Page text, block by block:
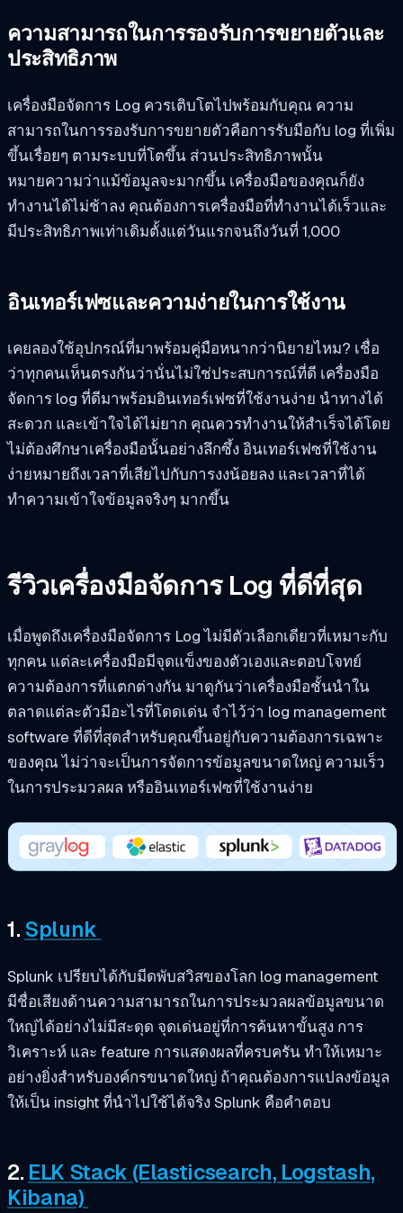
ความสามารถในการรองรับการขยายตัวและ
ประสิทธิภาพ
เครื่องมือจัดการ Log ควรเติบโตไปพร้อมกับคุณ ความ
สามารถในการรองรับการขยายตัวคือการรับมือกับ log ที่เพิ่ม
ขึ้นเรื่อยๆ ตามระบบที่โตขึ้น ส่วนประสิทธิภาพนั้น
หมายความว่าแม้ข้อมูลจะมากขึ้น เครื่องมือของคุณก็ยัง
ทำงานได้ไม่ช้าลง คุณต้องการเครื่องมือที่ทำงานได้เร็วและ
มีประสิทธิภาพเท่าเดิมตั้งแต่วันแรกจนถึงวันที่ 1,000
อินเทอร์เฟซและความง่ายในการใช้งาน
เคยลองใช้อุปกรณ์ที่มาพร้อมคู่มือหนากว่านิยายไหม? เชื่อ
ว่าทุกคนเห็นตรงกันว่านั่นไม่ใช่ประสบการณ์ที่ดี เครื่องมือ
จัดการ log ที่ดีมาพร้อมอินเทอร์เฟซที่ใช้งานง่าย นำทางได้
สะดวก และเข้าใจได้ไม่ยาก คุณควรทำงานให้สำเร็จได้โดย
ไม่ต้องศึกษาเครื่องมือนั้นอย่างลึกซึ้ง อินเทอร์เฟซที่ใช้งาน
ง่ายหมายถึงเวลาที่เสียไปกับการงงน้อยลง และเวลาที่ได้
ทำความเข้าใจข้อมูลจริงๆ มากขึ้น
รีวิวเครื่องมือจัดการ Log ที่ดีที่สุด
เมื่อพูดถึงเครื่องมือจัดการ Log ไม่มีตัวเลือกเดียวที่เหมาะกับ
ทุกคน แต่ละเครื่องมือมีจุดแข็งของตัวเองและตอบโจทย์
ความต้องการที่แตกต่างกัน มาดูกันว่าเครื่องมือชั้นนำใน
ตลาดแต่ละตัวมีอะไรที่โดดเด่น จำไว้ว่า log management
software ที่ดีที่สุดสำหรับคุณขึ้นอยู่กับความต้องการเฉพาะ
ของคุณ ไม่ว่าจะเป็นการจัดการข้อมูลขนาดใหญ่ ความเร็ว
ในการประมวลผล หรืออินเทอร์เฟซที่ใช้งานง่าย
1. Splunk
Splunk เปรียบได้กับมีดพับสวิสของโลก log management
มีชื่อเสียงด้านความสามารถในการประมวลผลข้อมูลขนาด
ใหญ่ได้อย่างไม่มีสะดุด จุดเด่นอยู่ที่การค้นหาขั้นสูง การ
วิเคราะห์ และ feature การแสดงผลที่ครบครัน ทำให้เหมาะ
อย่างยิ่งสำหรับองค์กรขนาดใหญ่ ถ้าคุณต้องการแปลงข้อมูล
ให้เป็น insight ที่นำไปใช้ได้จริง Splunk คือคำตอบ
2. ELK Stack (Elasticsearch, Logstash,
Kibana)